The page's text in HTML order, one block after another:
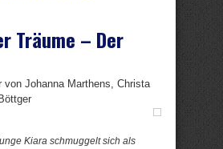
Träume – Der
von Johanna Marthens, Christa
Kiara schmuggelt sich als